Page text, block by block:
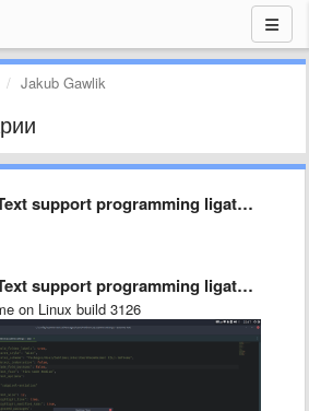
Jakub Gawlik
programming ligatures font,like Fira Code?
programming ligatures font,like Fira Code?
on Linux build 3126